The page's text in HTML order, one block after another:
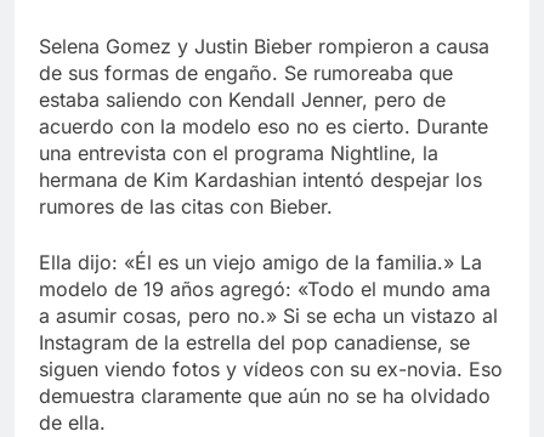
Selena Gomez y Justin Bieber rompieron a causa
de sus formas de engaño. Se rumoreaba que
estaba saliendo con Kendall Jenner, pero de
acuerdo con la modelo eso no es cierto. Durante
una entrevista con el programa Nightline, la
hermana de Kim Kardashian intentó despejar los
rumores de las citas con Bieber.
Ella dijo: «Él es un viejo amigo de la familia.» La
modelo de 19 años agregó: «Todo el mundo ama
a asumir cosas, pero no.» Si se echa un vistazo al
Instagram de la estrella del pop canadiense, se
siguen viendo fotos y vídeos con su ex-novia. Eso
demuestra claramente que aún no se ha olvidado
de ella.